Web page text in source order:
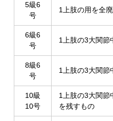
5級6
号
1上肢の用を全
6級6
号
1上肢の3大関節
8級6
号
1上肢の3大関節
10級
10号
1上肢の3大関節
を残すもの